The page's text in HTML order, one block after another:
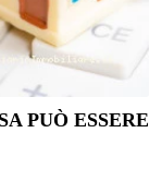
PUÒ ESSERE